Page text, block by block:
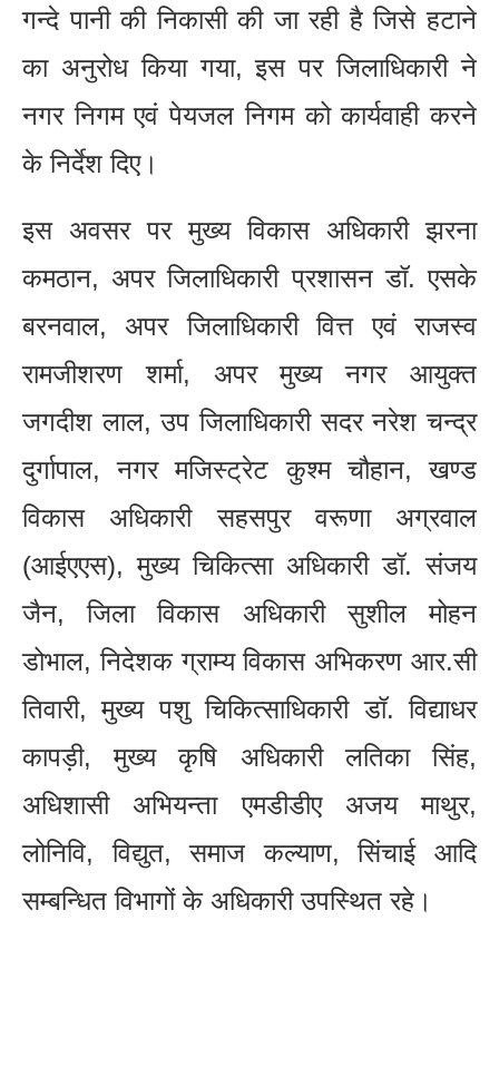
गन्दे पानी की निकासी की जा रही है जिसे हटाने
का अनुरोध किया गया, इस पर जिलाधिकारी ने
नगर निगम एवं पेयजल निगम को कार्यवाही करने
के निर्देश दिए।
इस अवसर पर मुख्य विकास अधिकारी झरना
कमठान, अपर जिलाधिकारी प्रशासन डॉ. एसके
बरनवाल, अपर जिलाधिकारी वित्त एवं राजस्व
रामजीशरण शर्मा, अपर मुख्य नगर आयुक्त
जगदीश लाल, उप जिलाधिकारी सदर नरेश चन्द्र
दुर्गापाल, नगर मजिस्ट्रेट कुश्म चौहान, खण्ड
विकास अधिकारी सहसपुर वरूणा अग्रवाल
(आईएएस), मुख्य चिकित्सा अधिकारी डॉ. संजय
जैन, जिला विकास अधिकारी सुशील मोहन
डोभाल, निदेशक ग्राम्य विकास अभिकरण आर.सी
तिवारी, मुख्य पशु चिकित्साधिकारी डॉ. विद्याधर
कापड़ी, मुख्य कृषि अधिकारी लतिका सिंह,
अधिशासी अभियन्ता एमडीडीए अजय माथुर,
लोनिवि, विद्युत, समाज कल्याण, सिंचाई आदि
सम्बन्धित विभागों के अधिकारी उपस्थित रहे।